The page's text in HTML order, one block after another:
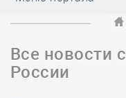
Все новости
России